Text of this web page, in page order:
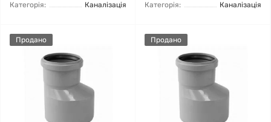
Категорія:
Каналізація
Категорія:
Каналізація
Продано Продано